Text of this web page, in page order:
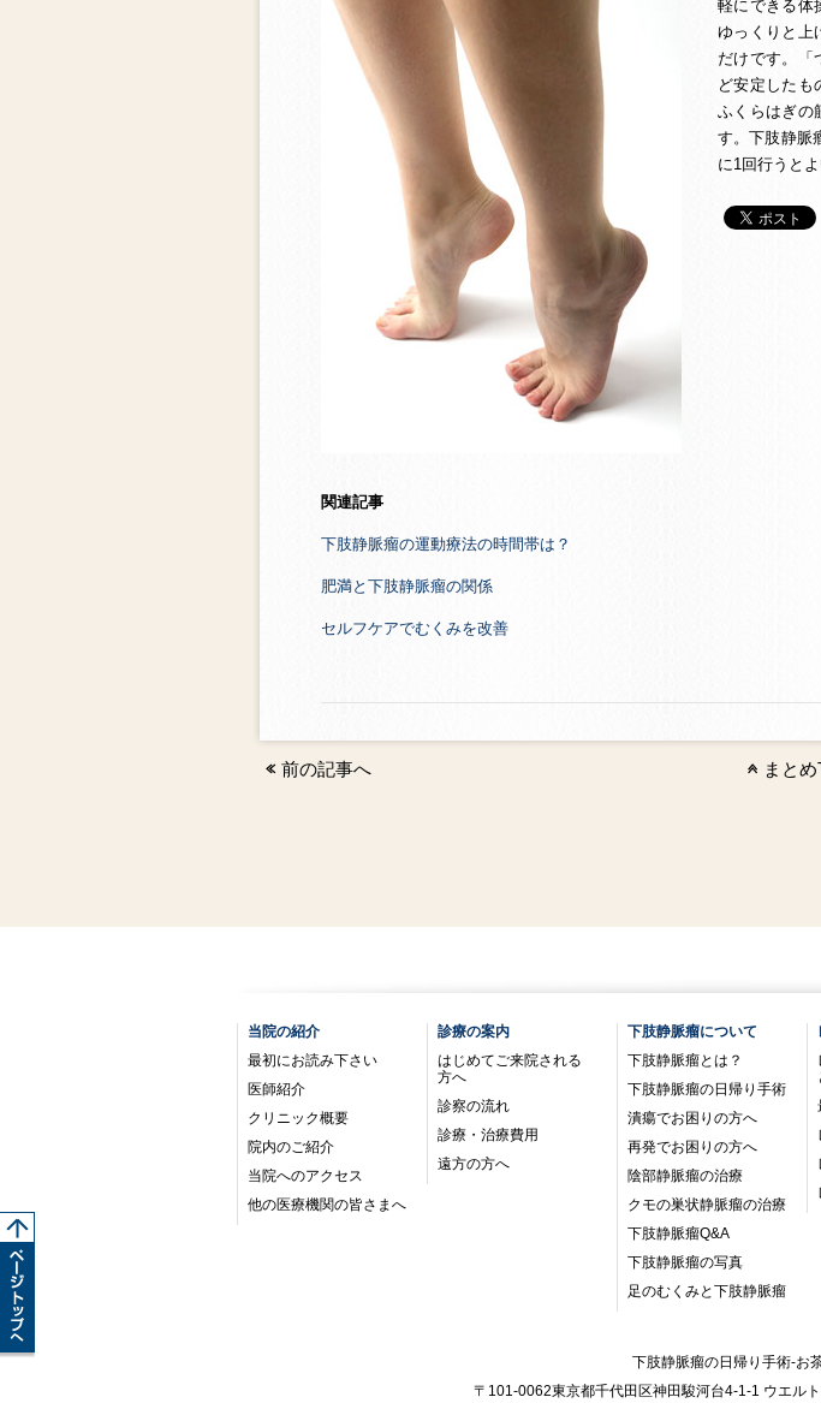
軽にできる体
ゆっくりと上
だけです。「
ど安定したも
ふくらはぎの
す。下肢静脈
に1回行うと
関連記事
下肢静脈瘤の運動療法の時間帯は？
肥満と下肢静脈瘤の関係
セルフケアでむくみを改善
前の記事へ まと
当院の紹介
最初にお読み下さい
医師紹介
クリニック概要
院内のご紹介
当院へのアクセス
他の医療機関の皆さまへ
診療の案内
はじめてご来院される
方へ
診察の流れ
診療・治療費用
遠方の方へ
下肢静脈瘤について
下肢静脈瘤とは？
下肢静脈瘤の日帰り手術
潰瘍でお困りの方へ
再発でお困りの方へ
陰部静脈瘤の治療
クモの巣状静脈瘤の治療
下肢静脈瘤Q&A
下肢静脈瘤の写真
足のむくみと下肢静脈瘤
下肢静脈瘤の日帰り手術-お
〒101-0062東京都千代田区神田駿河台4-1-1 ウエル